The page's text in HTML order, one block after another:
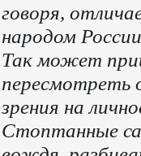
говоря,
народом
Так может
пересмотреть
зрения на
Стоптанные